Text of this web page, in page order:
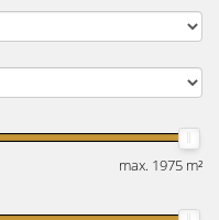
max. 1975 m²